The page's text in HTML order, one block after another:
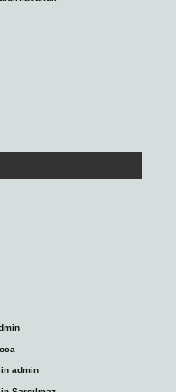
admin